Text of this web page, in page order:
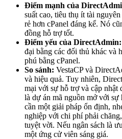
Điểm mạnh của
suất cao, tiêu thụ ít tài
rẻ hơn cPanel đáng kể. Nó
đồng hỗ trợ tốt.
Điểm yếu của DirectAdmin:
đại bằng các đối thủ khác và
phú bằng cPanel.
So sánh: VestaCP và
và hiệu quả. Tuy nhiên,
mại với sự hỗ trợ và cập nhật
là dự án mã nguồn mở với
cần một giải pháp ổn định,
nghiệp với chi phí phải
tuyệt vời. Nếu ngân sách là
một ứng cử viên sáng giá.